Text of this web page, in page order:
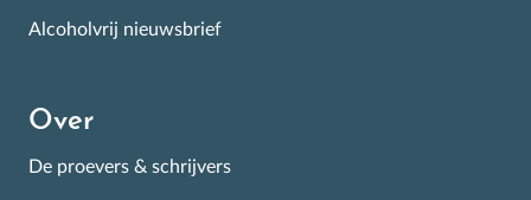
Alcoholvrij nieuwsbrief
Over
De proevers & schrijvers